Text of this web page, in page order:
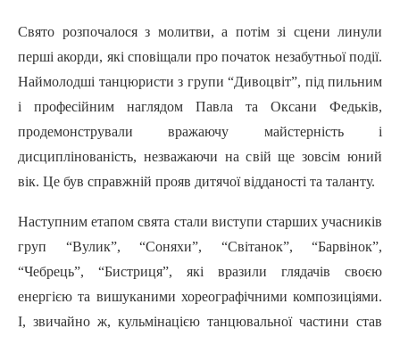
Свято розпочалося з молитви, а потім зі сцени линули
перші акорди, які сповіщали про початок незабутньої події.
Наймолодші танцюристи з групи “Дивоцвіт”, під пильним
і професійним наглядом Павла та Оксани Федьків,
продемонстрували вражаючу майстерність і
дисциплінованість, незважаючи на свій ще зовсім юний
вік. Це був справжній прояв дитячої відданості та таланту.
Наступним етапом свята стали виступи старших учасників
груп “Вулик”, “Соняхи”, “Світанок”, “Барвінок”,
“Чебрець”, “Бистриця”, які вразили глядачів своєю
енергією та вишуканими хореографічними композиціями.
І, звичайно ж, кульмінацією танцювальної частини став